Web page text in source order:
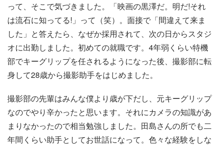
って、そこで気づきました。「映画の黒澤だ。明だ!それ
は流石に知ってる!」って（笑）。面接で「間違えて来ま
した」と答えたら、なぜか採用されて、次の日からスタジ
オに出勤しました。初めての就職です。4年弱くらい特機
部でキーグリップを任されるようになった後、撮影部に転
身して28歳から撮影助手をはじめました。
撮影部の先輩はみんな僕より歳が下だし、元キーグリップ
なのでやり辛かったと思います。それにカメラの知識があ
まりなかったので相当勉強しました。田島さんの所でも二
年間くらい助手としてお世話になって。色々な経験をしな